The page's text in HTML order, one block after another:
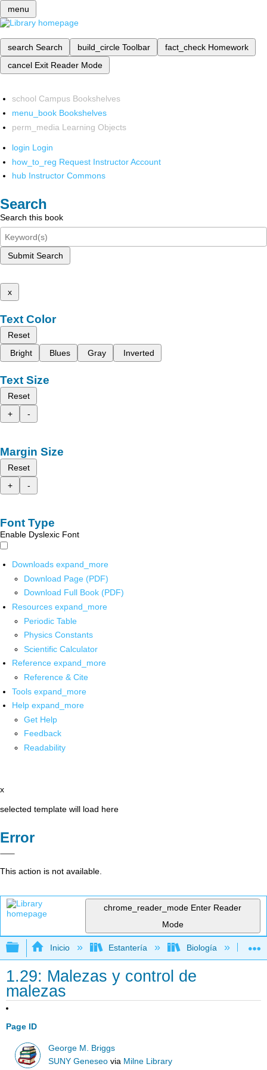
menu
search Search build_circle Toolbar fact_check Homework
cancel Exit Reader Mode
school Campus Bookshelves
menu_book Bookshelves
perm_media Learning Objects
login Login
how_to_reg Request Instructor Account
hub Instructor Commons
Search
Search this book
Submit Search
x
Text Color
Reset
Bright
Blues Gray Inverted
Text Size
Reset
+
-
Margin Size
Reset
+
-
Font Type
Enable Dyslexic Font
Downloads expand_more
Download Page (PDF)
Download Full Book (PDF)
Resources expand_more
Periodic Table
Physics Constants
Scientific Calculator
Reference expand_more
Reference & Cite
Tools expand_more
Help expand_more
Get Help
Feedback
Readability
x
selected template will load here
Error
This action is not available.
chrome_reader_mode Enter Reader
Mode
Expandir/contraer jerarquía global
Inicio Estantería Biología
1.29: Malezas y control de
malezas
Page ID
George M. Briggs
SUNY Geneseo via Milne Library